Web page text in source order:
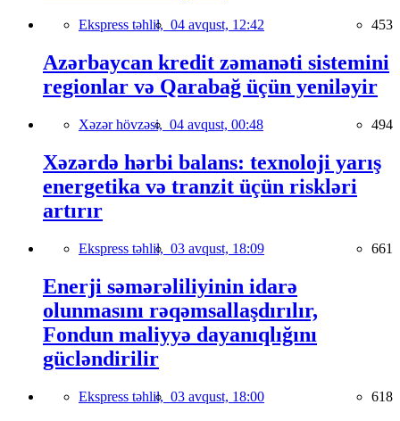
Ekspress təhlil, 04 avqust, 12:42 453
Azərbaycan kredit zəmanəti sistemini
regionlar və Qarabağ üçün yeniləyir
Xəzər hövzəsi, 04 avqust, 00:48 494
Xəzərdə hərbi balans: texnoloji yarış
energetika və tranzit üçün riskləri
artırır
Ekspress təhlil, 03 avqust, 18:09 661
Enerji səmərəliliyinin idarə
olunmasını rəqəmsallaşdırılır,
Fondun maliyyə dayanıqlığını
gücləndirilir
Ekspress təhlil, 03 avqust, 18:00 618